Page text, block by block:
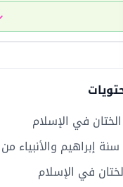
في الإسلام
سنة إبراهيم والأنبياء
في الإسلام